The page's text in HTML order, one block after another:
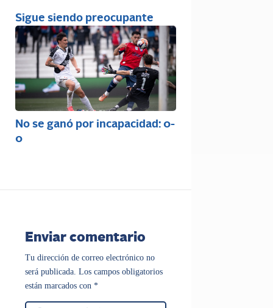
Sigue siendo preocupante
No se ganó por incapacidad: 0-
0
Enviar comentario
Tu dirección de correo electrónico no
será publicada. Los campos obligatorios
están marcados con *